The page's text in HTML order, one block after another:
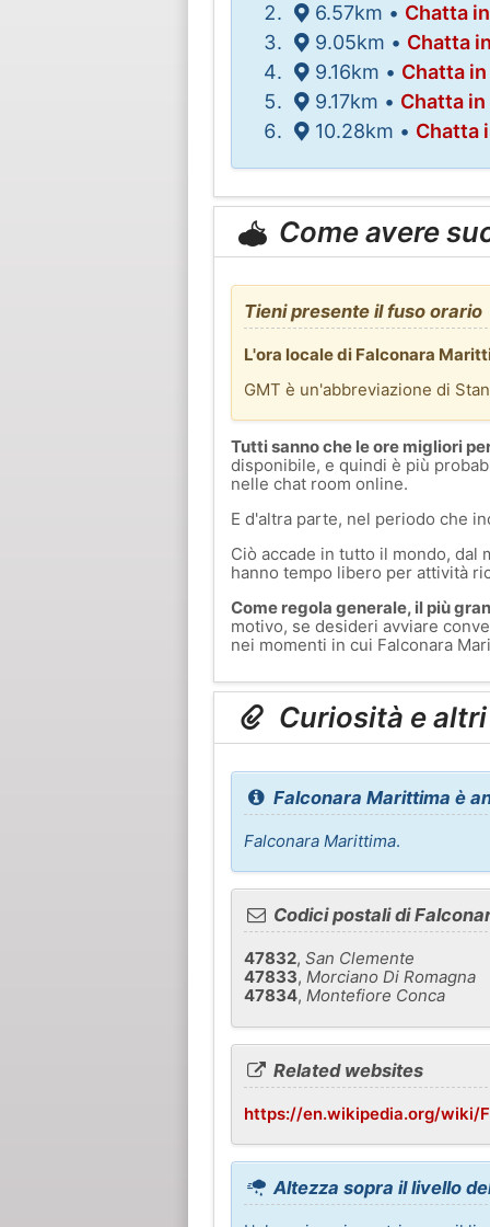
6.57km • Chatta
9.05km • Chatta
9.16km • Chatta
9.17km • Chatta
10.28km • Chatta
Come avere
Tieni presente il fuso orario
L'ora locale di Falconara
GMT è un'abbreviazione di
Tutti sanno che le ore migliori
disponibile, e quindi è più
nelle chat room online.
E d'altra parte, nel periodo che
Ciò accade in tutto il mondo,
hanno tempo libero per attività
Come regola generale, il più
motivo, se desideri avviare
nei momenti in cui Falconara
Curiosità e
Falconara Marittima è
Falconara Marittima.
Codici postali di
47832, San Clemente
47833, Morciano Di Romagna
47834, Montefiore Conca
Related websites
https://en.wikipedia.org/wiki/
Altezza sopra il livello